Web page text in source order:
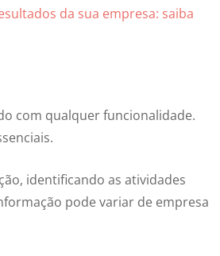
da sua empresa: saiba
com qualquer funcionalidade.
identificando as atividades
pode variar de empresa